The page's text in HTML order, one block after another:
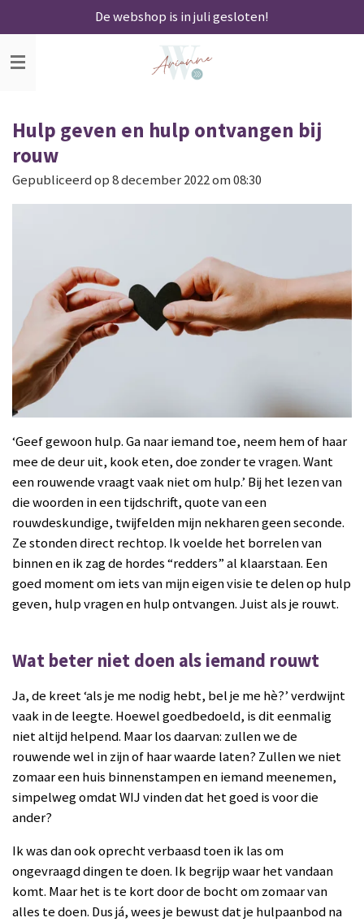
direct
naar
De webshop is in juli gesloten!
Hulp geven en hulp ontvangen bij
rouw
Gepubliceerd op 8 december 2022 om 08:30
‘Geef gewoon hulp. Ga naar iemand toe, neem hem of haar
mee de deur uit, kook eten, doe zonder te vragen. Want
een rouwende vraagt vaak niet om hulp.’ Bij het lezen van
die woorden in een tijdschrift, quote van een
rouwdeskundige, twijfelden mijn nekharen geen seconde.
Ze stonden direct rechtop. Ik voelde het borrelen van
binnen en ik zag de hordes “redders” al klaarstaan. Een
goed moment om iets van mijn eigen visie te delen op hulp
geven, hulp vragen en hulp ontvangen. Juist als je rouwt.
Wat beter niet doen als iemand rouwt
Ja, de kreet ‘als je me nodig hebt, bel je me hè?’ verdwijnt
vaak in de leegte. Hoewel goedbedoeld, is dit eenmalig
niet altijd helpend. Maar los daarvan: zullen we de
rouwende wel in zijn of haar waarde laten? Zullen we niet
zomaar een huis binnenstampen en iemand meenemen,
simpelweg omdat WIJ vinden dat het goed is voor die
ander?
Ik was dan ook oprecht verbaasd toen ik las om
ongevraagd dingen te doen. Ik begrijp waar het vandaan
komt. Maar het is te kort door de bocht om zomaar van
alles te doen. Dus já, wees je bewust dat je hulpaanbod na